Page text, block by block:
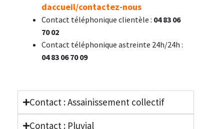
daccueil/contactez-nous
Contact téléphonique clientèle : 04 83 06
70 02
Contact téléphonique astreinte 24h/24h :
04 83 06 70 09
Contact : Assainissement collectif
Contact : Pluvial